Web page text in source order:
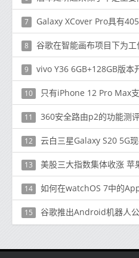
7 Galaxy XCover Pro具有
8 谷歌在智能画布项目下为
9 vivo Y36 6GB+128GB版本
10 只有iPhone 12 Pro Max
11 360安全路由p2的功能测
12 云白三星Galaxy S20 5G
13 美股三大指数集体收涨 苹
14 如何在watchOS 7中的
15 谷歌推出Android机器人